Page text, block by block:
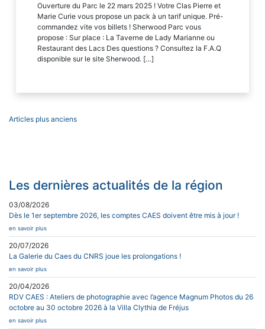
Ouverture du Parc le 22 mars 2025 ! Votre Clas Pierre et
Marie Curie vous propose un pack à un tarif unique. Pré-
commandez vite vos billets ! Sherwood Parc vous
propose : Sur place : La Taverne de Lady Marianne ou
Restaurant des Lacs Des questions ? Consultez la F.A.Q
disponible sur le site Sherwood. […]
Navigation
Articles plus anciens
Les dernières actualités de la région
03/08/2026
Dès le 1er septembre 2026, les comptes CAES doivent être mis à jour !
en savoir plus
20/07/2026
La Galerie du Caes du CNRS joue les prolongations !
en savoir plus
20/04/2026
RDV CAES : Ateliers de photographie avec l’agence Magnum Photos du 26
octobre au 30 octobre 2026 à la Villa Clythia de Fréjus
en savoir plus